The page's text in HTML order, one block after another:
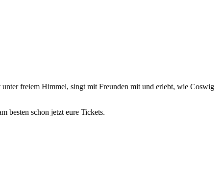
freiem Himmel, singt mit Freunden mit und erlebt, wie Coswig
besten schon jetzt eure Tickets.